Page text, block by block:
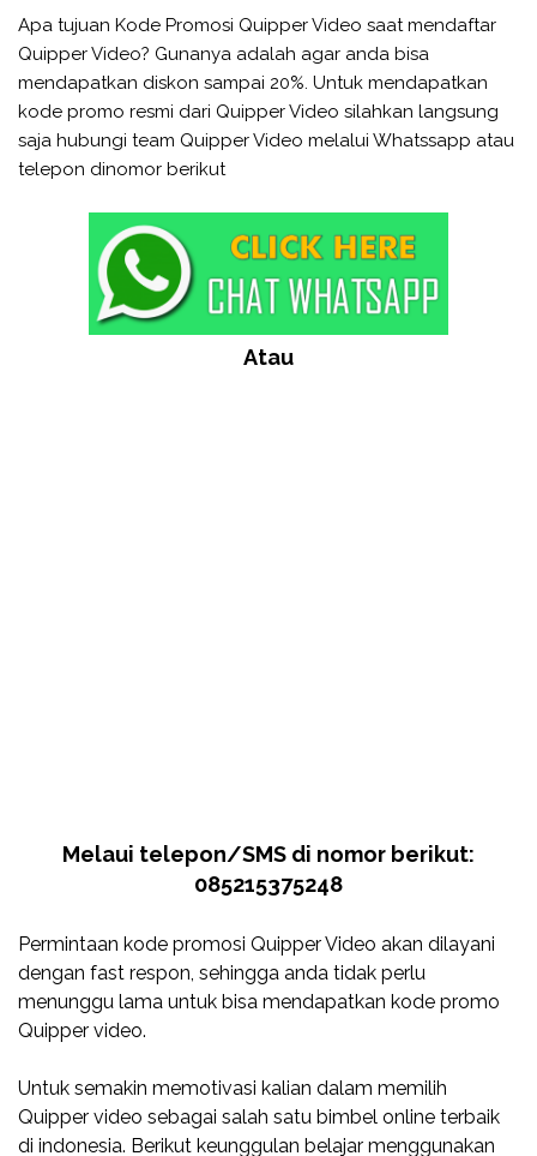
Apa tujuan Kode Promosi Quipper Video saat mendaftar
Quipper Video? Gunanya adalah agar anda bisa
mendapatkan diskon sampai 20%. Untuk mendapatkan
kode promo resmi dari Quipper Video silahkan langsung
saja hubungi team Quipper Video melalui Whatssapp atau
telepon dinomor berikut
Atau
Melaui telepon/SMS di nomor berikut:
085215375248
Permintaan kode promosi Quipper Video akan dilayani
dengan fast respon, sehingga anda tidak perlu
menunggu lama untuk bisa mendapatkan kode promo
Quipper video.
Untuk semakin memotivasi kalian dalam memilih
Quipper video sebagai salah satu bimbel online terbaik
di indonesia. Berikut keunggulan belajar menggunakan